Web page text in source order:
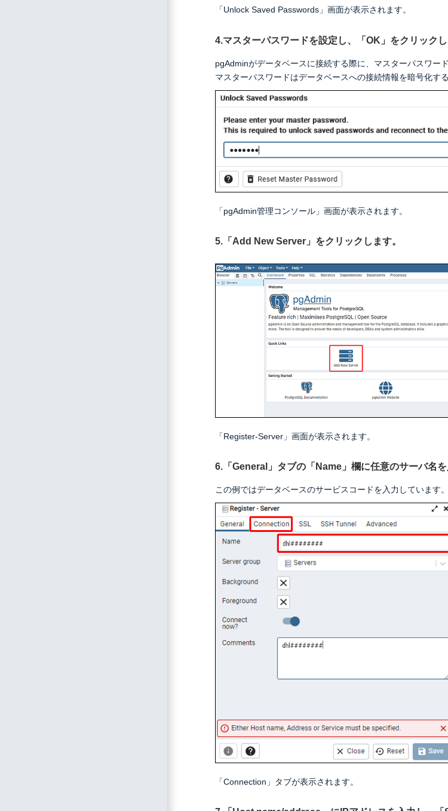
「Unlock Saved Passwords」画面が表示されます。
4.マスターパスワードを設定し、「OK」をクリックし
pgAdminがデータベースに接続する際に、マスターパスワー
マスターパスワードはデータベースへの接続情報を暗号化す
「pgAdmin管理コンソール」画面が表示されます。
5.「Add New Server」をクリックします。
「Register-Server」画面が表示されます。
6.「General」タブの「Name」欄に任意のサーバ名
この例ではデータベースのサービスコードを入力しています。
「Connection」タブが表示されます。